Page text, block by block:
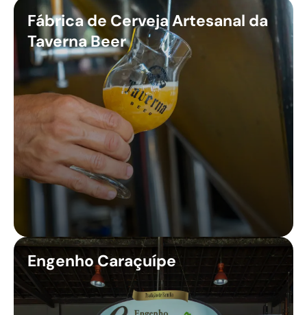
Fábrica de Cerveja Artesanal da
Taverna Beer
Engenho Caraçuípe